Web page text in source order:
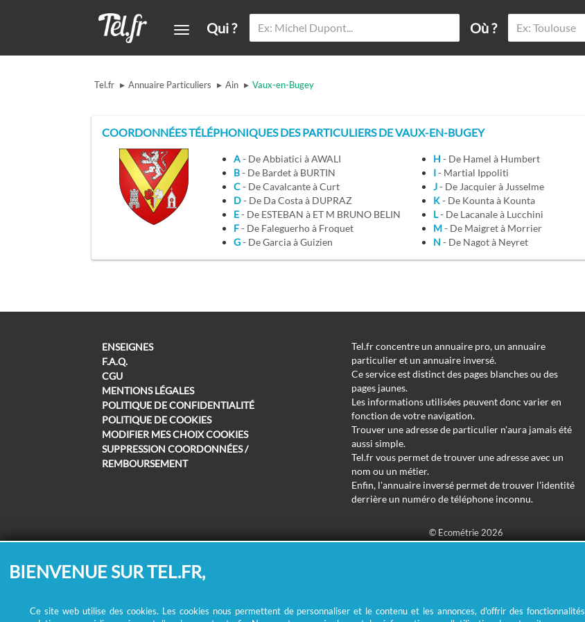
Qui ? Où ?
Tel.fr ▸ Annuaire Particuliers ▸ Ain ▸ Vaux-en-Bugey
COORDONNÉES TÉLÉPHONIQUES DES PARTICULIERS DE VAUX-EN-BUGEY
A
- De Abbiatici à AWALI
B
- De Bardet à BURTIN
C
- De Cavalcante à Curt
D
- De Da Costa à DUPRAZ
E
- De ESTEBAN à ET M BRUNO BELIN
F
- De Faleguerho à Froquet
G
- De Garcia à Guizien
H
- De Hamel à Humbert
I
- Martial Ippoliti
J
- De Jacquier à Jusselme
K
- De Kounta à Kounta
L
- De Lacanale à Lucchini
M
- De Maigret à Morrier
N
- De Nagot à Neyret
ENSEIGNES
F.A.Q.
CGU
MENTIONS LÉGALES
POLITIQUE DE CONFIDENTIALITÉ
POLITIQUE DE COOKIES
MODIFIER MES CHOIX COOKIES
SUPPRESSION COORDONNÉES /
REMBOURSEMENT
Tel.fr concentre un annuaire pro, un annuaire
particulier et un annuaire inversé.
Ce service est distinct des pages blanches ou des
pages jaunes.
Les informations utilisées peuvent donc varier en
fonction de votre navigation.
Trouver une adresse de particulier n'aura jamais été
aussi simple.
Tel.fr vous permet de trouver une adresse avec un
nom ou un métier.
Enfin, l'annuaire inversé permet de trouver l'identité
derrière un numéro de téléphone inconnu.
© Ecométrie 2026
BIENVENUE SUR TEL.FR,
Ce site web utilise des cookies. Les cookies nous permettent de personnaliser et le contenu et les annonces, d'offrir des fonctionnalités